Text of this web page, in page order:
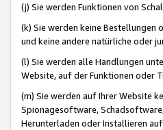
(j) Sie werden Funktionen von
(k) Sie werden keine Bestellungen
und keine andere natürliche oder
(l) Sie werden alle Handlungen
Website, auf der Funktionen oder
(m) Sie werden auf Ihrer Website
Spionagesoftware,
Herunterladen oder Installieren